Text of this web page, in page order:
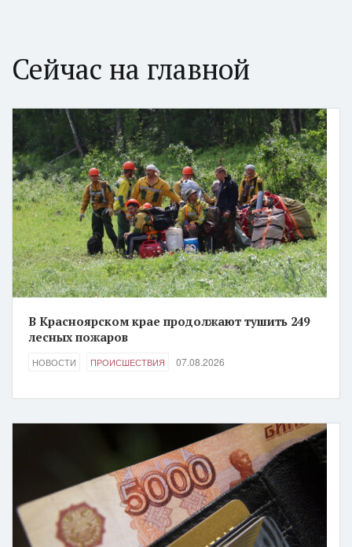
Сейчас на главной
В Красноярском крае продолжают тушить 249
лесных пожаров
НОВОСТИ ПРОИСШЕСТВИЯ 07.08.2026